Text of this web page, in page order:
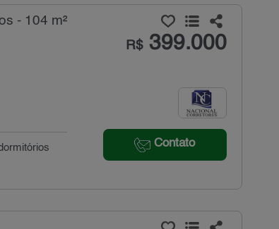
- 104 m²
R$399.000
Contato